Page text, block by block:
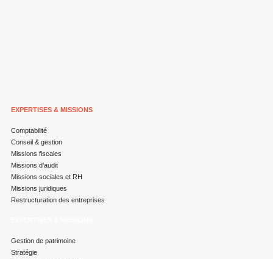
EXPERTISES & MISSIONS
Comptabilité
Conseil & gestion
Missions fiscales
Missions d’audit
Missions sociales et RH
Missions juridiques
Restructuration des entreprises
Gestion de patrimoine
Stratégie